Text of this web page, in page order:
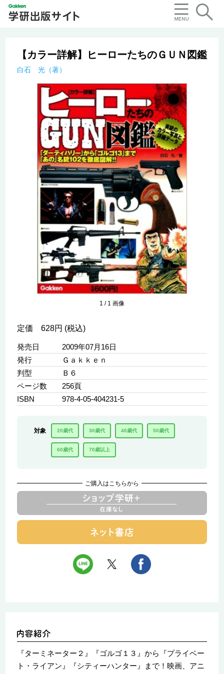
【カラー詳解】ヒーローたちのＧＵＮ図鑑
白石 光（著）
1 / 1 画像
定価 628円 (税込)
発売日
2009年07月16日
発行
Ｇａｋｋｅｎ
判型
Ｂ６
ページ数
256頁
ISBN
978-4-05-404231-5
対象 20歳代 30歳代 40歳代 50歳代
60歳代 70歳以上
ご購入はこちらから
『ターミネーター２』『ゴルゴ１３』から『プライベー
ト・ライアン』『シティーハンター』まで！映画、アニ